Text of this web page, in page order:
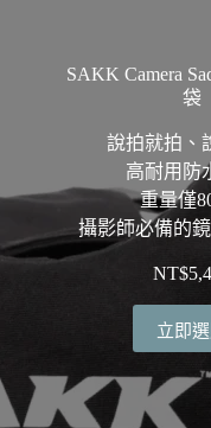
SAKK Camera
袋
說拍就拍、
高耐用防
重量僅
攝影師必備的
NT$
立即